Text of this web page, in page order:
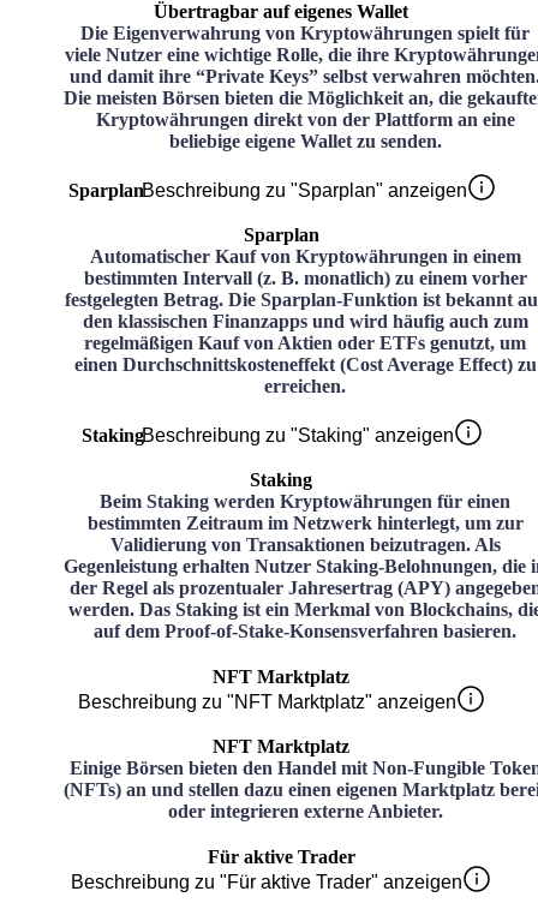
Übertragbar auf eigenes Wallet
Die Eigenverwahrung von Kryptowährungen spielt für
viele Nutzer eine wichtige Rolle, die ihre
und damit ihre “Private Keys” selbst verwahren
Die meisten Börsen bieten die Möglichkeit an, die
Kryptowährungen direkt von der Plattform an eine
beliebige eigene Wallet zu senden.
SparplanBeschreibung zu "Sparplan" anzeigen
Sparplan
Automatischer Kauf von Kryptowährungen in einem
bestimmten Intervall (z. B. monatlich) zu einem vorher
festgelegten Betrag. Die Sparplan-Funktion ist bekannt
den klassischen Finanzapps und wird häufig auch zum
regelmäßigen Kauf von Aktien oder ETFs genutzt, um
einen Durchschnittskosteneffekt (Cost Average Effect) zu
erreichen.
StakingBeschreibung zu "Staking" anzeigen
Staking
Beim Staking werden Kryptowährungen für einen
bestimmten Zeitraum im Netzwerk hinterlegt, um zur
Validierung von Transaktionen beizutragen. Als
Gegenleistung erhalten Nutzer Staking-Belohnungen, die
der Regel als prozentualer Jahresertrag (APY)
werden. Das Staking ist ein Merkmal von Blockchains,
auf dem Proof-of-Stake-Konsensverfahren basieren.
NFT Marktplatz
Beschreibung zu "NFT Marktplatz" anzeigen
NFT Marktplatz
Einige Börsen bieten den Handel mit Non-Fungible
(NFTs) an und stellen dazu einen eigenen Marktplatz
oder integrieren externe Anbieter.
Für aktive Trader
Beschreibung zu "Für aktive Trader" anzeigen